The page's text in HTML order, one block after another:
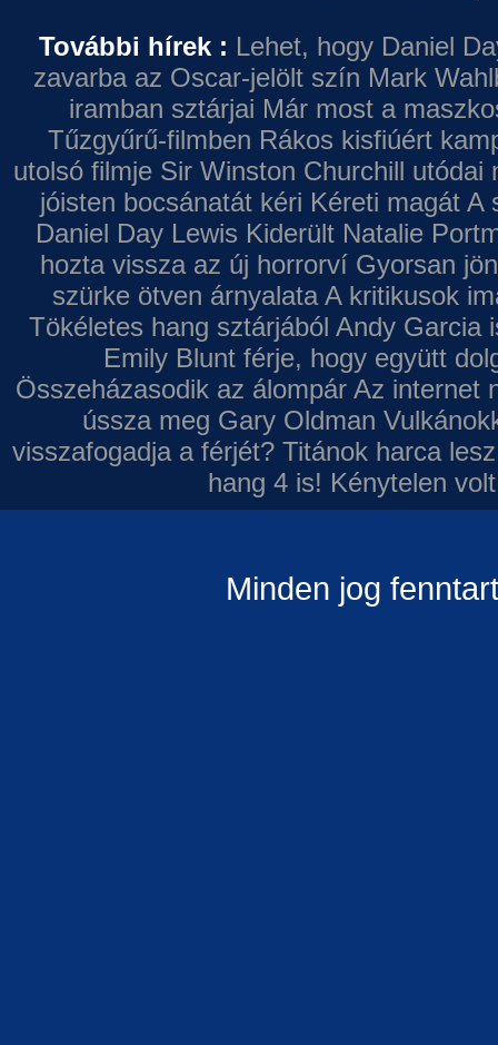
További hírek : Lehet, hogy Daniel
zavarba az Oscar-jelölt szín Mark
iramban sztárjai Már most a
Tűzgyűrű-filmben Rákos kisfiúért
utolsó filmje Sir Winston Churchill utódai
jóisten bocsánatát kéri Kéreti magát A
Daniel Day Lewis Kiderült Natalie
hozta vissza az új horrorví Gyorsan
szürke ötven árnyalata A kritikusok
Tökéletes hang sztárjából Andy Garcia
Emily Blunt férje, hogy együtt
Összeházasodik az álompár Az internet
ússza meg Gary Oldman
visszafogadja a férjét? Titánok harca
hang 4 is! Kénytelen
Minden jog